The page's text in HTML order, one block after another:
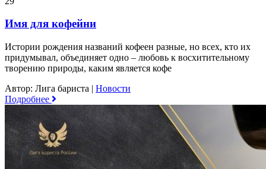
Имя для кофейни
Истории рождения названий кофеен разные, но всех, кто их
придумывал, объединяет одно – любовь к восхитительному
творению природы, каким является кофе
Автор: Лига бариста | Новости
Подробнее